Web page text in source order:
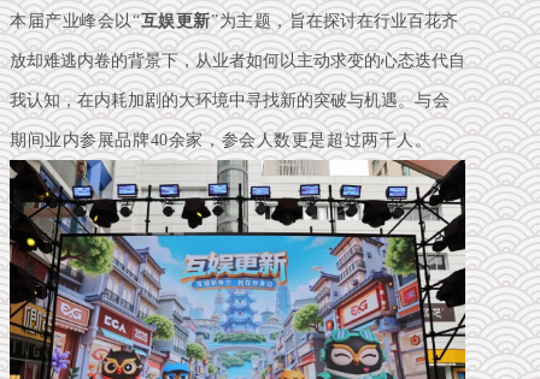
本届产业峰会以“互娱更新”为主题，旨在探讨在行业百花齐
放却难逃内卷的背景下，从业者如何以主动求变的心态迭代自
我认知，在内耗加剧的大环境中寻找新的突破与机遇。与会
期间业内参展品牌40余家，参会人数更是超过两千人。